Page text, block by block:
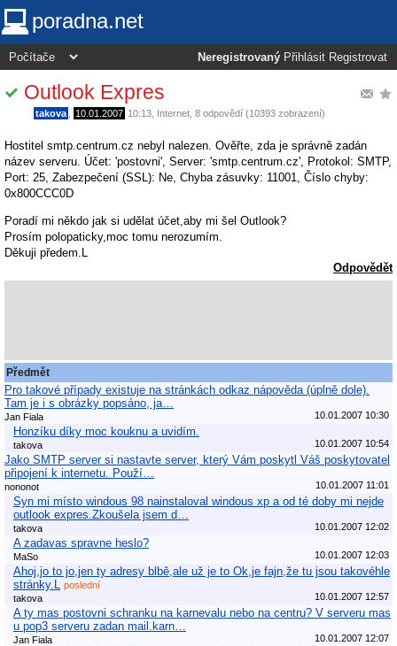
poradna.net
Neregistrovaný Přihlásit Registrovat
Outlook Expres
takova 10.01.2007 10:13 Internet , 8 odpovědí (10393 zobrazení)
Hostitel smtp.centrum.cz nebyl nalezen. Ověřte, zda je správně zadán
název serveru. Účet: 'postovni', Server: 'smtp.centrum.cz', Protokol: SMTP,
Port: 25, Zabezpečení (SSL): Ne, Chyba zásuvky: 11001, Číslo chyby:
0x800CCC0D
Poradí mi někdo jak si udělat účet,aby mi šel Outlook?
Prosím polopaticky,moc tomu nerozumím.
Děkuji předem.L
Odpovědět
Předmět
Pro takové případy existuje na stránkách odkaz nápověda (úplně dole).
Tam je i s obrázky popsáno, ja…
Jan Fiala 10.01.2007 10:30
Honzíku díky moc kouknu a uvidím.
takova 10.01.2007 10:54
Jako SMTP server si nastavte server, který Vám poskytl Váš poskytovatel
připojení k internetu. Použí…
nononot 10.01.2007 11:01
Syn mi místo windous 98 nainstaloval windous xp a od té doby mi nejde
outlook expres.Zkoušela jsem d…
takova 10.01.2007 12:02
A zadavas spravne heslo?
MaSo 10.01.2007 12:03
Ahoj,jo to jo,jen ty adresy blbě,ale už je to Ok,je fajn,že tu jsou takovéhle
stránky.L
poslední
takova
10.01.2007 12:57
A ty mas postovni schranku na karnevalu nebo na centru? V serveru mas
u pop3 serveru zadan mail.karn…
Jan Fiala 10.01.2007 12:07